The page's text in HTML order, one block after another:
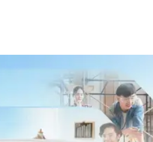
Dikembangkan dari varian
yang telah menjadi ciri